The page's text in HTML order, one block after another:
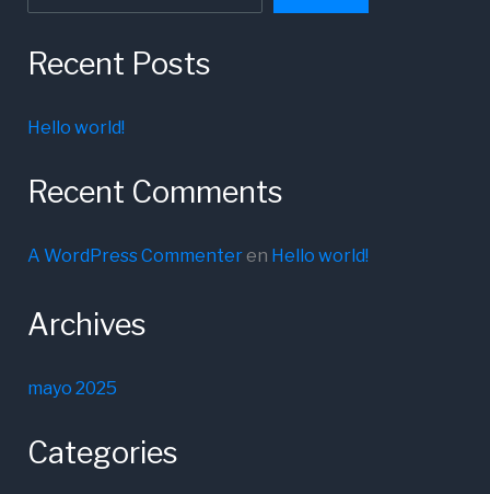
Recent Posts
Hello world!
Recent Comments
A WordPress Commenteren Hello world!
Archives
mayo 2025
Categories